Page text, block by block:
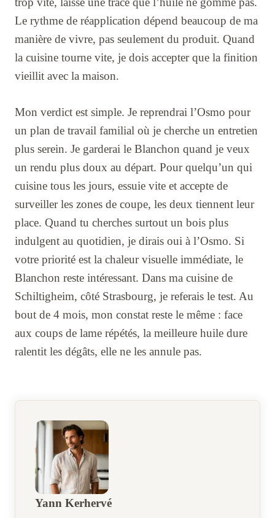
Le rythme de réapplication dépend beaucoup de ma
manière de vivre, pas seulement du produit. Quand
la cuisine tourne vite, je dois accepter que la finition
vieillit avec la maison.
Mon verdict est simple. Je reprendrai l’Osmo pour
un plan de travail familial où je cherche un entretien
plus serein. Je garderai le Blanchon quand je veux
un rendu plus doux au départ. Pour quelqu’un qui
cuisine tous les jours, essuie vite et accepte de
surveiller les zones de coupe, les deux tiennent leur
place. Quand tu cherches surtout un bois plus
indulgent au quotidien, je dirais oui à l’Osmo. Si
votre priorité est la chaleur visuelle immédiate, le
Blanchon reste intéressant. Dans ma cuisine de
Schiltigheim, côté Strasbourg, je referais le test. Au
bout de 4 mois, mon constat reste le même : face
aux coups de lame répétés, la meilleure huile dure
ralentit les dégâts, elle ne les annule pas.
Yann Kerhervé